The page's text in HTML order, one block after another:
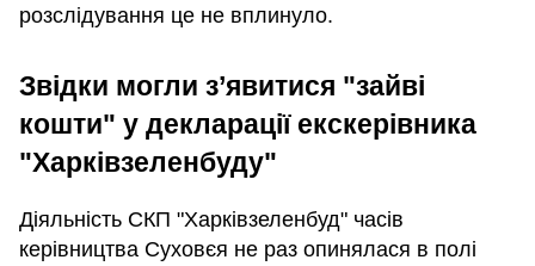
розслідування це не вплинуло.
Звідки могли з’явитися "зайві
кошти" у декларації екскерівника
"Харківзеленбуду"
Діяльність СКП "Харківзеленбуд" часів
керівництва Суховєя не раз опинялася в полі